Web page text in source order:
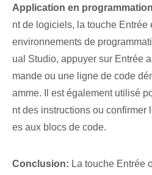
Application​ en
nt de logiciels, la touche
environnements de
ual Studio, appuyer sur Entrée
mande ou une ligne de code
amme. Il est également utilisé
nt des instructions ou confirmer
es aux blocs de code.
Conclusion: La touche Entrée